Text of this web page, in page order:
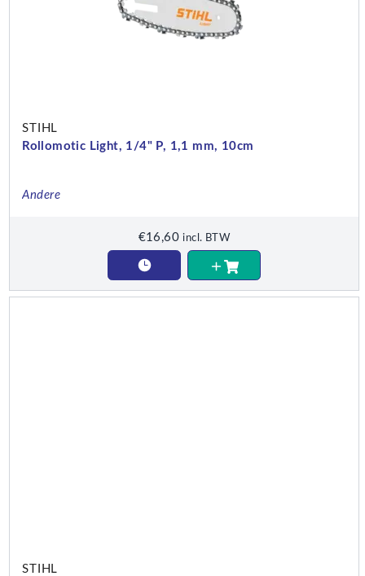
STIHL
Rollomotic Light, 1/4" P, 1,1 mm, 10cm
Andere
€16,60 incl. BTW
STIHL